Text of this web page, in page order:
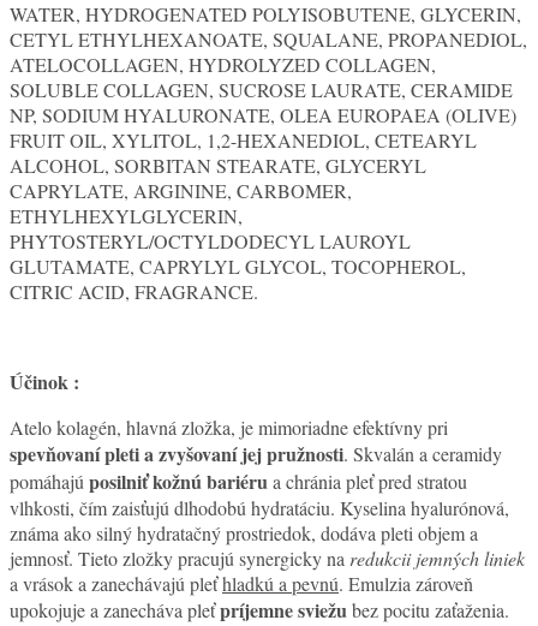
WATER, HYDROGENATED POLYISOBUTENE, GLYCERIN,
CETYL ETHYLHEXANOATE, SQUALANE, PROPANEDIOL,
ATELOCOLLAGEN, HYDROLYZED COLLAGEN,
SOLUBLE COLLAGEN, SUCROSE LAURATE, CERAMIDE
NP, SODIUM HYALURONATE, OLEA EUROPAEA (OLIVE)
FRUIT OIL, XYLITOL, 1,2-HEXANEDIOL, CETEARYL
ALCOHOL, SORBITAN STEARATE, GLYCERYL
CAPRYLATE, ARGININE, CARBOMER,
ETHYLHEXYLGLYCERIN,
PHYTOSTERYL/OCTYLDODECYL LAUROYL
GLUTAMATE, CAPRYLYL GLYCOL, TOCOPHEROL,
CITRIC ACID, FRAGRANCE.
Účinok :
Atelo kolagén, hlavná zložka, je mimoriadne efektívny pri
spevňovaní pleti a zvyšovaní jej pružnosti. Skvalán a ceramidy
pomáhajúposilniť kožnú bariérua chránia pleť pred stratou
vlhkosti, čím zaisťujú dlhodobú hydratáciu. Kyselina hyalurónová,
známa ako silný hydratačný prostriedok, dodáva pleti objem a
jemnosť. Tieto zložky pracujú synergicky naredukcii jemných liniek
a vrások a zanechávajú pleťhladkú a pevnú. Emulzia zároveň
upokojuje a zanecháva pleťpríjemne sviežubez pocitu zaťaženia.